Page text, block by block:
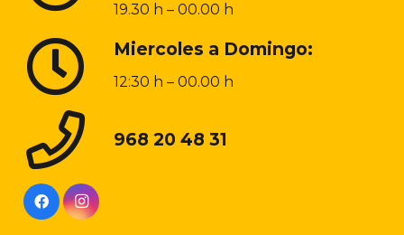
19.30 h – 00.00 h
Miercoles a Domingo:
12:30 h – 00.00 h
968 20 48 31